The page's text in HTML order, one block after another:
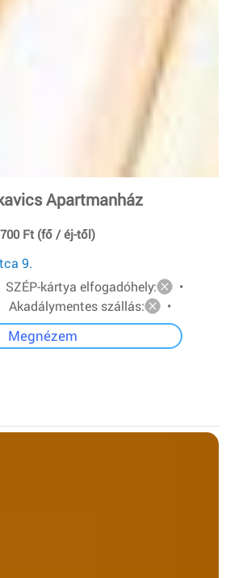
Apartmanház
Ft (fő / éj-től)
9.
kártya elfogadóhely:
•
Akadálymentes szállás: •
Megnézem